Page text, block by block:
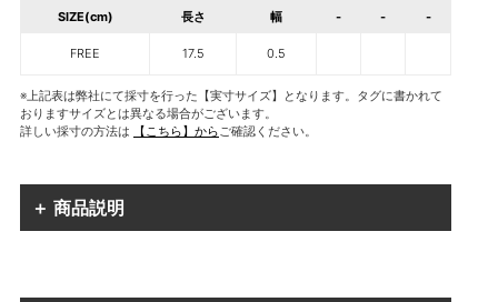
SIZE(cm) 長さ 幅 - - -
FREE 17.5 0.5
※上記表は弊社にて採寸を行った【実寸サイズ】となります。タグに書かれて
おりますサイズとは異なる場合がございます。
詳しい採寸の方法は
【こちら】からご確認ください。
＋ 商品説明